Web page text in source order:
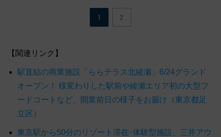
1 2
【関連リンク】
駅直結の商業施設「ららテラス北綾瀬」6/24グランド
オープン！ 様変わりした駅前や綾瀬エリア初の大型フ
ードコートなど、開業前日の様子をお届け（東京都足
立区）
東京駅から50分のリゾート滞在･体験型施設、三井アウ